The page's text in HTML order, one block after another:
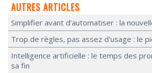
AUTRES ARTICLES
Simplifier avant d’automatiser : la
Trop de règles, pas assez d'usage : le
Intelligence artificielle : le temps des
sa fin